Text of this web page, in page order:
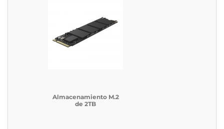
Almacenamiento M.2
de 2TB